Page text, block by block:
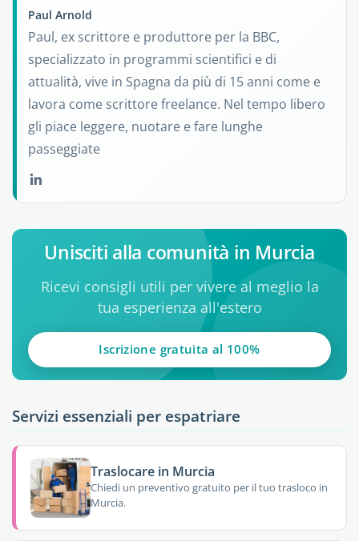
Paul Arnold
Paul, ex scrittore e produttore per la BBC,
specializzato in programmi scientifici e di
attualità, vive in Spagna da più di 15 anni come e
lavora come scrittore freelance. Nel tempo libero
gli piace leggere, nuotare e fare lunghe
passeggiate
Unisciti alla comunità in Murcia
Ricevi consigli utili per vivere al meglio la
tua esperienza all'estero
Iscrizione gratuita al 100%
Servizi essenziali per espatriare
Traslocare in Murcia
Chiedi un preventivo gratuito per il tuo trasloco in
Murcia.